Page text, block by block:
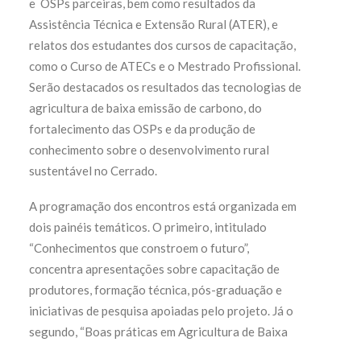
e OSPs parceiras, bem como resultados da
Assistência Técnica e Extensão Rural (ATER), e
relatos dos estudantes dos cursos de capacitação,
como o Curso de ATECs e o Mestrado Profissional.
Serão destacados os resultados das tecnologias de
agricultura de baixa emissão de carbono, do
fortalecimento das OSPs e da produção de
conhecimento sobre o desenvolvimento rural
sustentável no Cerrado.
A programação dos encontros está organizada em
dois painéis temáticos. O primeiro, intitulado
“Conhecimentos que constroem o futuro”,
concentra apresentações sobre capacitação de
produtores, formação técnica, pós-graduação e
iniciativas de pesquisa apoiadas pelo projeto. Já o
segundo, “Boas práticas em Agricultura de Baixa